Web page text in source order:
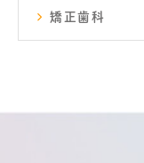
矯正歯科